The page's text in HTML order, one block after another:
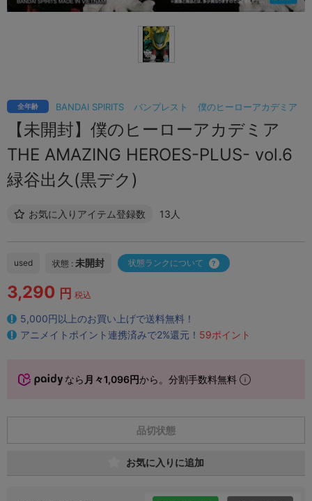
BANDAI SPIRITS バンプレスト 僕のヒーローアカデミア
全年齢
【未開封】僕のヒーローアカデミア
THE AMAZING HEROES-PLUS- vol.6
緑谷出久(黒デク)
お気に入りアイテム登録数 13人
used 状態 : 未開封 状態ランクについて
3,290 円 税込
5,000円以上のお買い上げで送料無料！
アニメイトポイント連携済みで2%還元！ 59ポイント
なら 月々1,096円から。分割手数料無料
品切状態
お気に入りに追加